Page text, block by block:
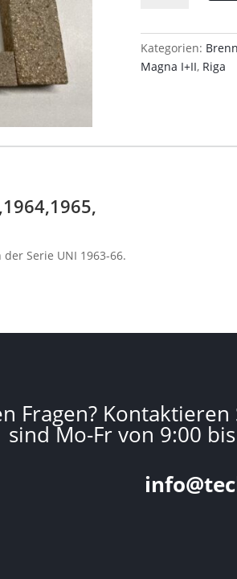
,1964,1965,
Menge
Kategorien:
Magna I+II, Riga
Serie UNI 1963-66.
Fragen? Kontaktieren
sind Mo-Fr von 9:00